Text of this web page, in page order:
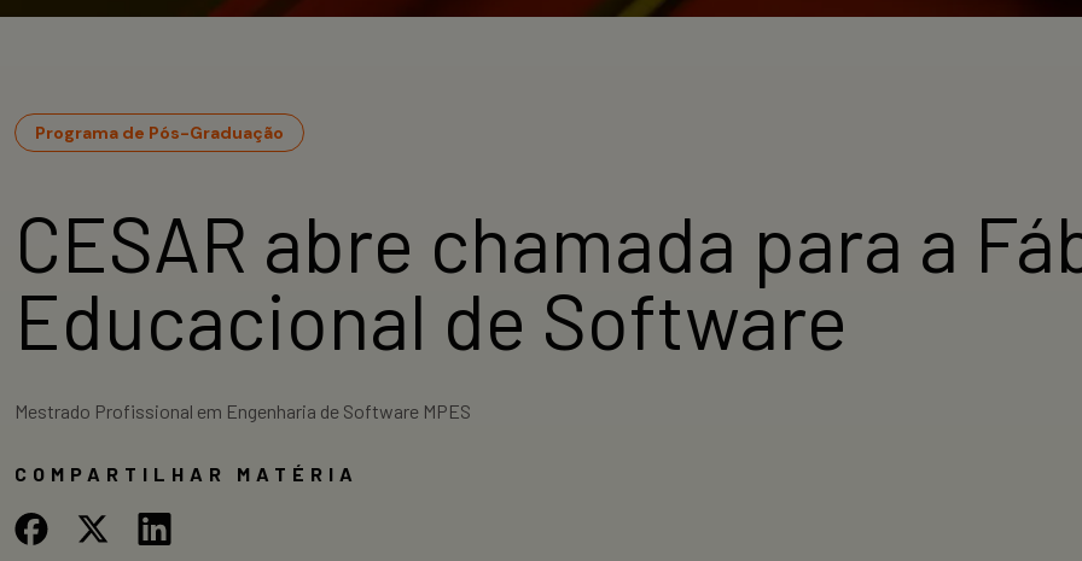
Programa de Pós-Graduação
CESAR abre chamada para a
Educacional de Software
Mestrado Profissional em Engenharia de Software MPES
COMPARTILHAR MATÉRIA